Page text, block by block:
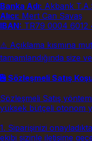
Banka Adı: Akbank
Alıcı: Mert Can Savaş
IBAN: TR79 0004 6012
⚠️ Açıklama kısmına
tamamlandığında size
Sözleşmeli Satış
Sözleşmeli Satış
yüksek bütçeli otonom
1. Siparişinizi
ekibi sizinle iletişime